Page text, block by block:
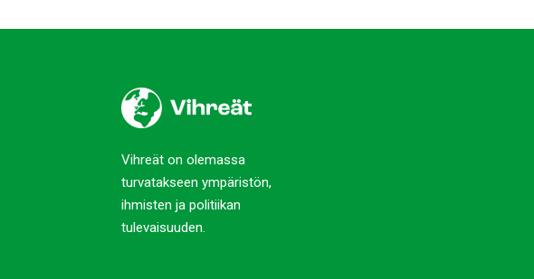
Vihreät on olemassa
turvatakseen ympäristön,
ihmisten ja politiikan
tulevaisuuden.